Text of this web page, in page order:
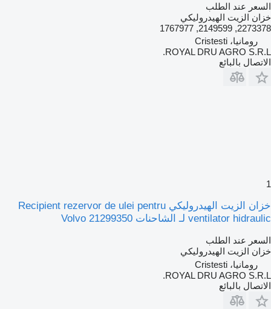
السعر عند الطلب
خزان الزيت الهيدروليكي
2273378, 2149599, 1767977
رومانيا، Cristesti
ROYAL DRU AGRO S.R.L.
الاتصال بالبائع
1
خزان الزيت الهيدروليكي Recipient rezervor de ulei pentru
ventilator hidraulic لـ الشاحنات Volvo 21299350
السعر عند الطلب
خزان الزيت الهيدروليكي
رومانيا، Cristesti
ROYAL DRU AGRO S.R.L.
الاتصال بالبائع